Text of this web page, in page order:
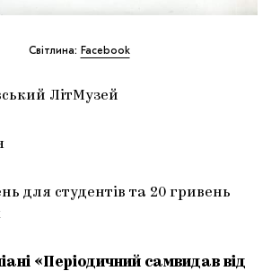
Світлина: Facebook
ЛітМузей
для студентів та 20 гривень
«Періодичний самвидав від